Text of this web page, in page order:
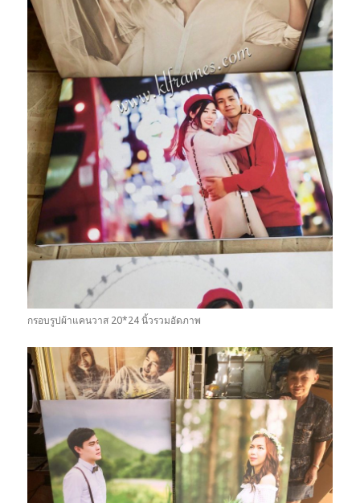
กรอบรูปผ้าแคนวาส 20*24 นิ้วรวมอัดภาพ